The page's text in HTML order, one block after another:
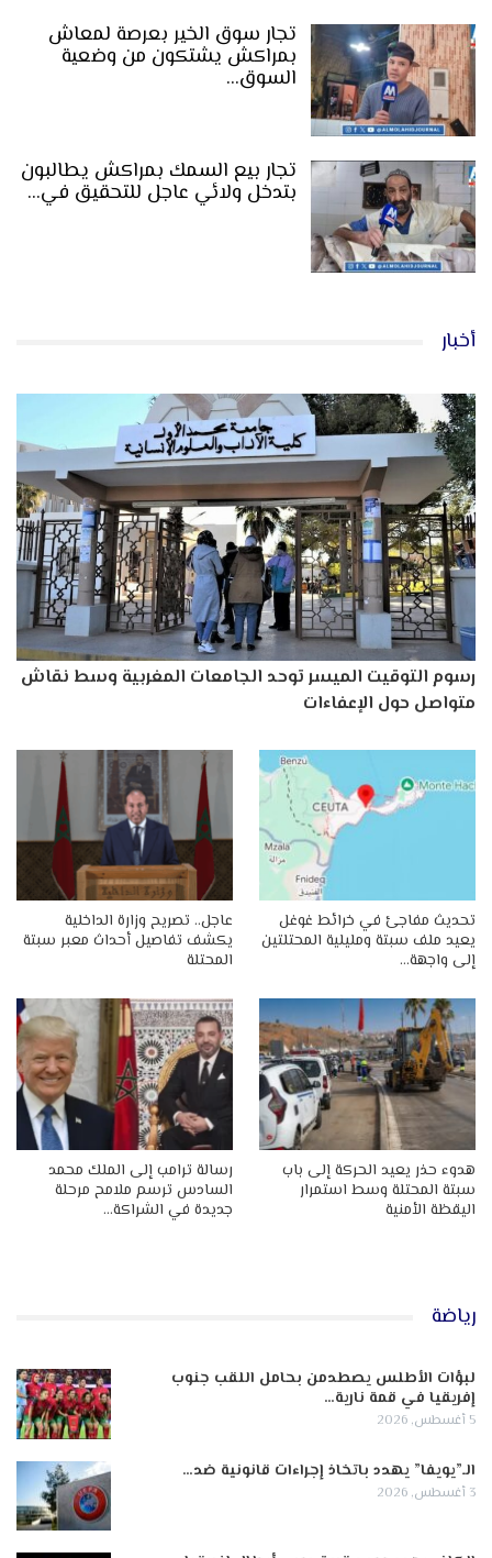
تجار سوق الخير بعرصة لمعاش
بمراكش يشتكون من وضعية
السوق…
تجار بيع السمك بمراكش يطالبون
بتدخل ولائي عاجل للتحقيق في…
أخبار
رسوم التوقيت الميسر توحد الجامعات المغربية وسط نقاش
متواصل حول الإعفاءات
تحديث مفاجئ في خرائط غوغل
يعيد ملف سبتة ومليلية المحتلتين
إلى واجهة…
عاجل.. تصريح وزارة الداخلية
يكشف تفاصيل أحداث معبر سبتة
المحتلة
هدوء حذر يعيد الحركة إلى باب
سبتة المحتلة وسط استمرار
اليقظة الأمنية
رسالة ترامب إلى الملك محمد
السادس ترسم ملامح مرحلة
جديدة في الشراكة…
رياضة
لبؤات الأطلس يصطدمن بحامل اللقب جنوب
إفريقيا في قمة نارية…
5 أغسطس, 2026
الـ”يويفا” يهدد باتخاذ إجراءات قانونية ضد…
3 أغسطس, 2026